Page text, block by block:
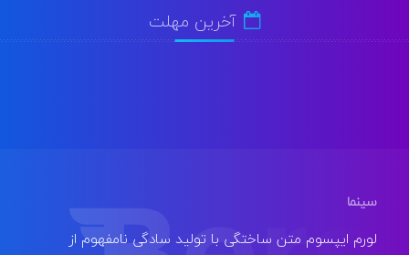
آخرین مهلت
سینما
لورم ایپسوم متن ساختگی با تولید سادگی نامفهوم از